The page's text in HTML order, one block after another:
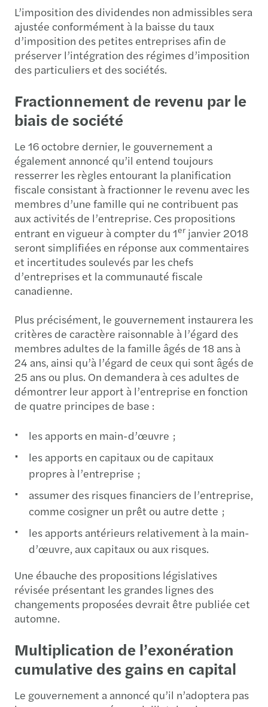
L’imposition des dividendes non admissibles sera
ajustée conformément à la baisse du taux
d’imposition des petites entreprises afin de
préserver l’intégration des régimes d’imposition
des particuliers et des sociétés.
Fractionnement de revenu par le
biais de société
Le 16 octobre dernier, le gouvernement a
également annoncé qu’il entend toujours
resserrer les règles entourant la planification
fiscale consistant à fractionner le revenu avec les
membres d’une famille qui ne contribuent pas
aux activités de l’entreprise. Ces propositions
entrant en vigueur à compter du 1er janvier 2018
seront simplifiées en réponse aux commentaires
et incertitudes soulevés par les chefs
d’entreprises et la communauté fiscale
canadienne.
Plus précisément, le gouvernement instaurera les
critères de caractère raisonnable à l’égard des
membres adultes de la famille âgés de 18 ans à
24 ans, ainsi qu’à l’égard de ceux qui sont âgés de
25 ans ou plus. On demandera à ces adultes de
démontrer leur apport à l’entreprise en fonction
de quatre principes de base :
les apports en main-d’œuvre ;
les apports en capitaux ou de capitaux
propres à l’entreprise ;
assumer des risques financiers de l’entreprise,
comme cosigner un prêt ou autre dette ;
les apports antérieurs relativement à la main-
d’œuvre, aux capitaux ou aux risques.
Une ébauche des propositions législatives
révisée présentant les grandes lignes des
changements proposées devrait être publiée cet
automne.
Multiplication de l’exonération
cumulative des gains en capital
Le gouvernement a annoncé qu’il n’adoptera pas